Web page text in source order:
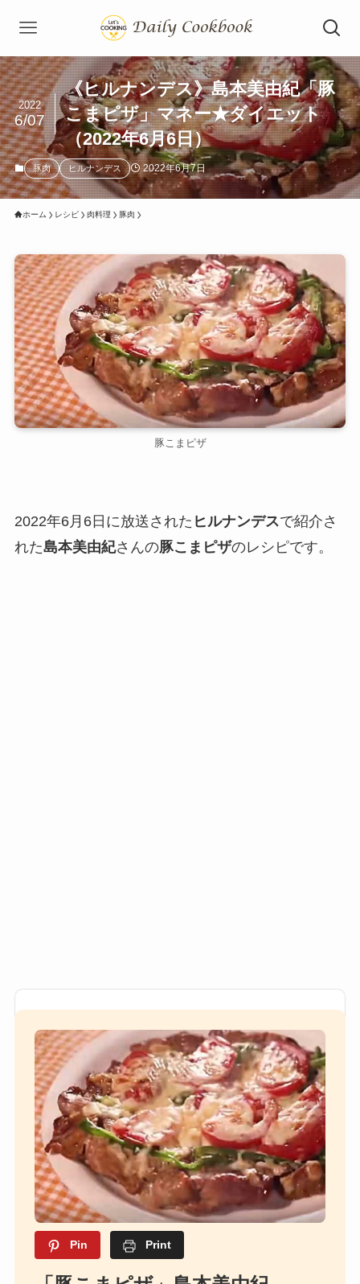
《ヒルナンデス》島本美由紀「豚
こまピザ」マネー★ダイエット
（2022年6月6日）
2022
6/07
豚肉 ヒルナンデス 2022年6月7日
ホーム レシピ 肉料理 豚肉
豚こまピザ
2022年6月6日に放送された ヒルナンデスで紹介さ
れた島本美由紀さんの豚こまピザのレシピです。
Pin Print